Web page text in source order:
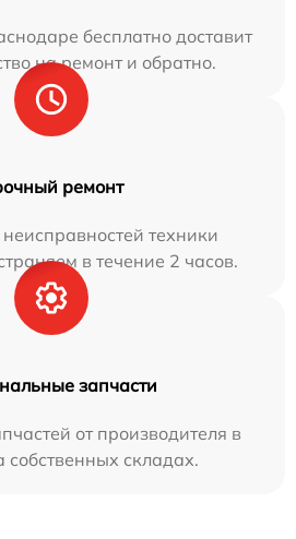
бесплатно доставит
на ремонт и обратно.
ремонт
техники
в течение 2 часов.
запчасти
от производителя в
собственных складах.